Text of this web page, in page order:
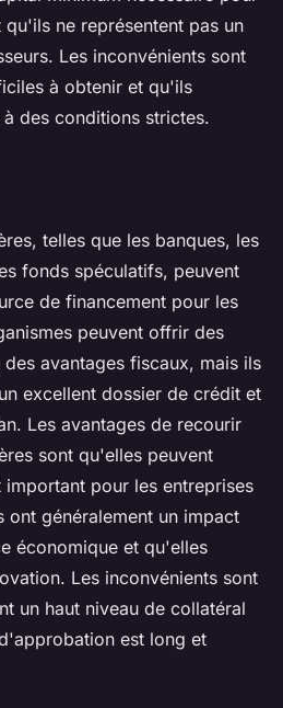
ne représentent pas un
Les inconvénients sont
à obtenir et qu'ils
des conditions strictes.
telles que les banques, les
fonds spéculatifs, peuvent
de financement pour les
peuvent offrir des
avantages fiscaux, mais ils
excellent dossier de crédit et
Les avantages de recourir
sont qu'elles peuvent
pour les entreprises
ont généralement un impact
économique et qu'elles
Les inconvénients sont
un haut niveau de collatéral
est long et